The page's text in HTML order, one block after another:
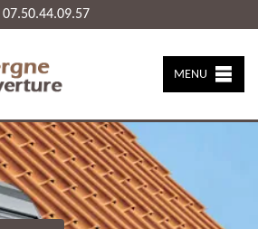
07.50.44.09.57
MENU